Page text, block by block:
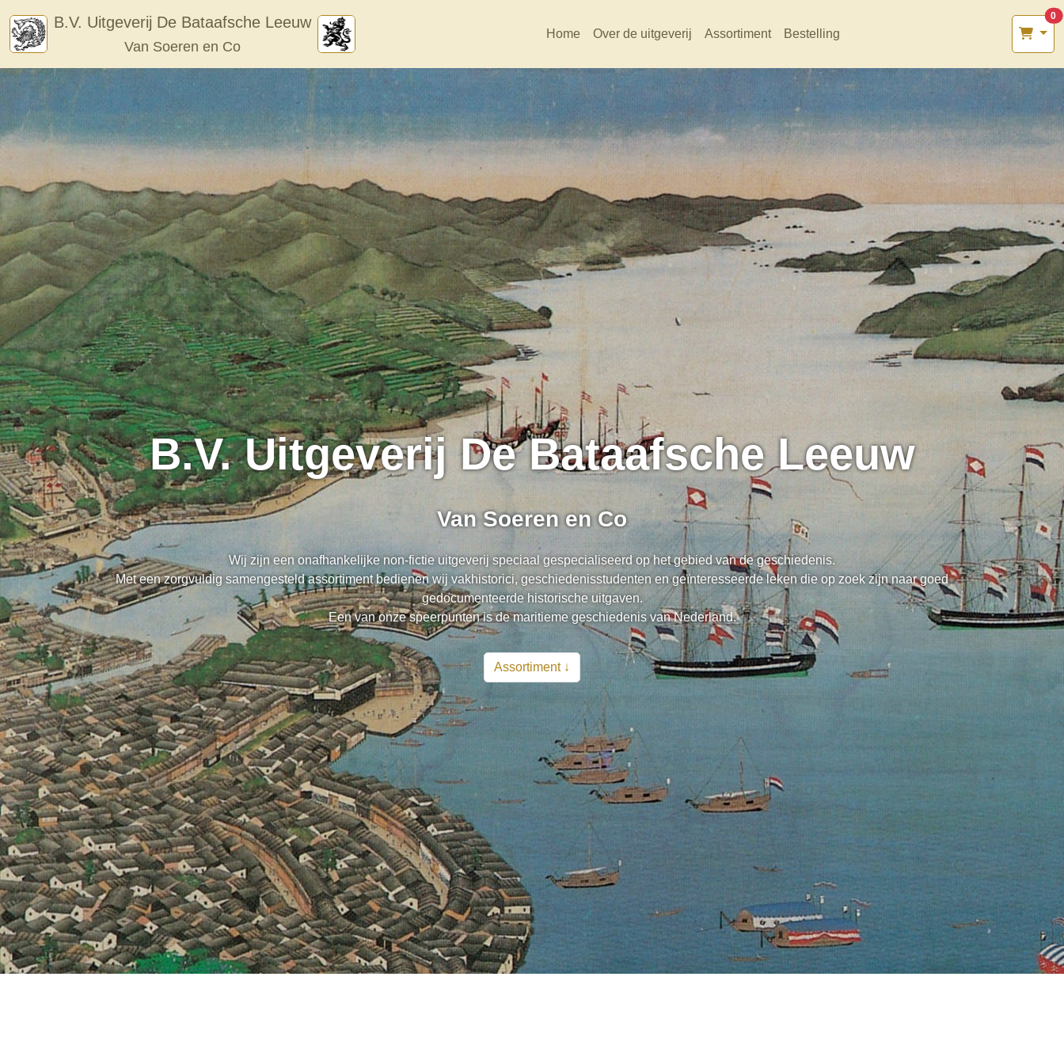
content
B.V. Uitgeverij De Bataafsche Leeuw
Van Soeren en Co
Home Over de uitgeverij Assortiment Bestelling
0
B.V. Uitgeverij De Bataafsche Leeuw
Van Soeren en Co
Wij zijn een onafhankelijke non-fictie uitgeverij speciaal gespecialiseerd op het gebied van de geschiedenis.
Met een zorgvuldig samengesteld assortiment bedienen wij vakhistorici, geschiedenisstudenten en geïnteresseerde leken die op zoek zijn naar goed
gedocumenteerde historische uitgaven.
Een van onze speerpunten is de maritieme geschiedenis van Nederland.
Assortiment ↓